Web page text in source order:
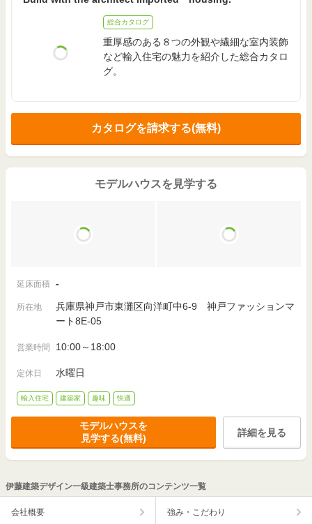
総合カタログ
重厚感のある８つの外観や繊細な室内装飾
など輸入住宅の魅力を紹介した総合カタロ
グ。
カタログを請求する(無料)
モデルハウスを見学する
延床面積 -
所在地
兵庫県神戸市東灘区向洋町中6-9 神戸ファッションマ
ート8E-05
営業時間 10:00～18:00
定休日 水曜日
輸入住宅 建築家 趣味 快適
モデルハウスを
見学する(無料)
詳細を見る
伊藤建築デザイン一級建築士事務所のコンテンツ一覧
会社概要 強み・こだわり